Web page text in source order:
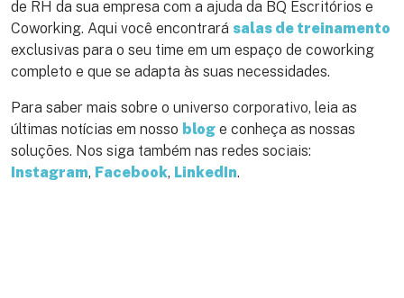
de RH da sua empresa com a ajuda da BQ Escritórios e
Coworking. Aqui você encontrará salas de treinamento
exclusivas para o seu time em um espaço de coworking
completo e que se adapta às suas necessidades.
Para saber mais sobre o universo corporativo, leia as
últimas notícias em nosso blog e conheça as nossas
soluções. Nos siga também nas redes sociais:
Instagram, Facebook, LinkedIn.